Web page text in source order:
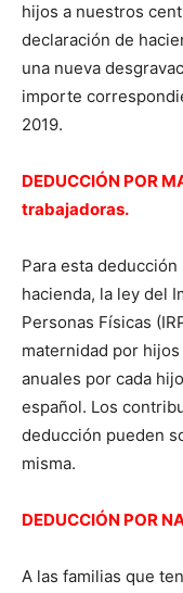
hijos a nuestros
declaración de
una nueva
importe
2019.
DEDUCCIÓN POR
trabajadoras.
Para esta
hacienda, la ley del
Personas Físicas
maternidad por
anuales por cada
español. Los
deducción pueden
misma.
DEDUCCIÓN POR
A las familias que